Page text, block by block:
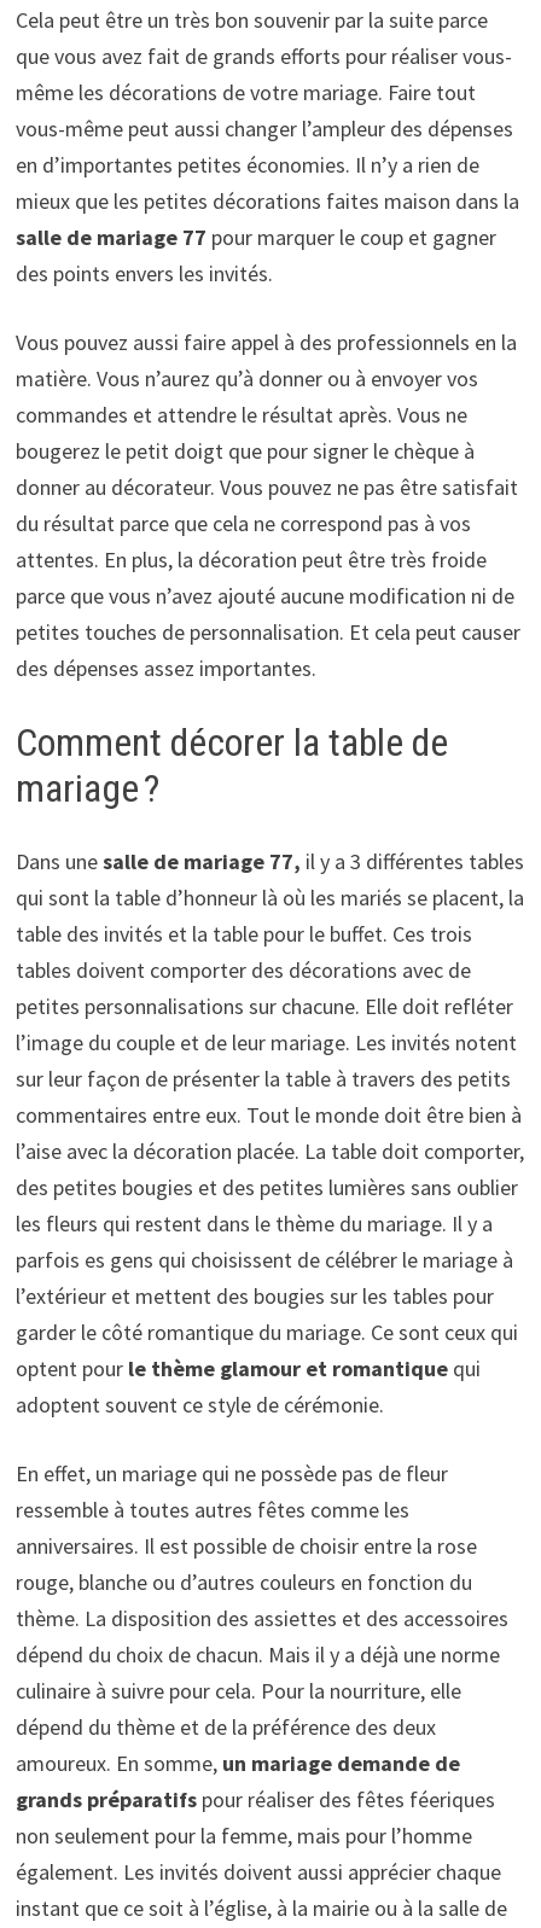
Cela peut être un très bon souvenir par la suite parce
que vous avez fait de grands efforts pour réaliser vous-
même les décorations de votre mariage. Faire tout
vous-même peut aussi changer l’ampleur des dépenses
en d’importantes petites économies. Il n’y a rien de
mieux que les petites décorations faites maison dans la
salle de mariage 77 pour marquer le coup et gagner
des points envers les invités.
Vous pouvez aussi faire appel à des professionnels en la
matière. Vous n’aurez qu’à donner ou à envoyer vos
commandes et attendre le résultat après. Vous ne
bougerez le petit doigt que pour signer le chèque à
donner au décorateur. Vous pouvez ne pas être satisfait
du résultat parce que cela ne correspond pas à vos
attentes. En plus, la décoration peut être très froide
parce que vous n’avez ajouté aucune modification ni de
petites touches de personnalisation. Et cela peut causer
des dépenses assez importantes.
Comment décorer la table de
mariage ?
Dans unesalle de mariage 77, il y a 3 différentes tables
qui sont la table d’honneur là où les mariés se placent, la
table des invités et la table pour le buffet. Ces trois
tables doivent comporter des décorations avec de
petites personnalisations sur chacune. Elle doit refléter
l’image du couple et de leur mariage. Les invités notent
sur leur façon de présenter la table à travers des petits
commentaires entre eux. Tout le monde doit être bien à
l’aise avec la décoration placée. La table doit comporter,
des petites bougies et des petites lumières sans oublier
les fleurs qui restent dans le thème du mariage. Il y a
parfois es gens qui choisissent de célébrer le mariage à
l’extérieur et mettent des bougies sur les tables pour
garder le côté romantique du mariage. Ce sont ceux qui
optent pour le thème glamour et romantiquequi
adoptent souvent ce style de cérémonie.
En effet, un mariage qui ne possède pas de fleur
ressemble à toutes autres fêtes comme les
anniversaires. Il est possible de choisir entre la rose
rouge, blanche ou d’autres couleurs en fonction du
thème. La disposition des assiettes et des accessoires
dépend du choix de chacun. Mais il y a déjà une norme
culinaire à suivre pour cela. Pour la nourriture, elle
dépend du thème et de la préférence des deux
amoureux. En somme, un mariage demande de
grands préparatifspour réaliser des fêtes féeriques
non seulement pour la femme, mais pour l’homme
également. Les invités doivent aussi apprécier chaque
instant que ce soit à l’église, à la mairie ou à la salle de